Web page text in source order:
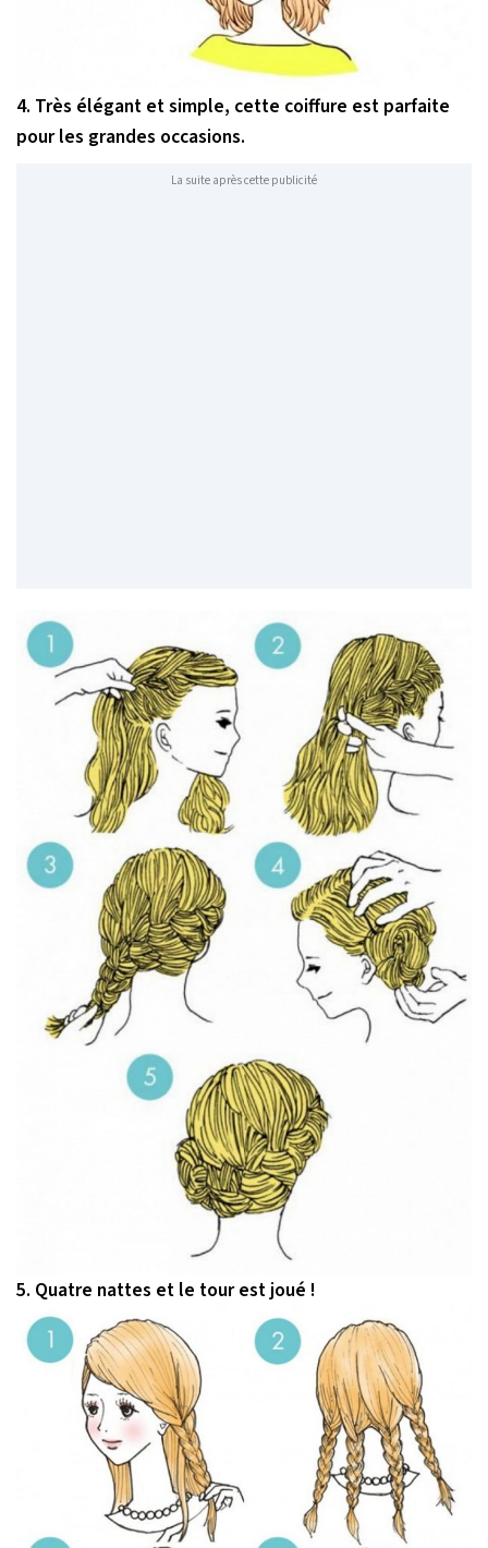
4. Très élégant et simple, cette coiffure est parfaite
pour les grandes occasions.
La suite après cette publicité
5. Quatre nattes et le tour est joué !